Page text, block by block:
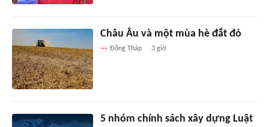
Châu Âu và một mùa hè đắt đỏ
Đồng Tháp 3 giờ
5 nhóm chính sách xây dựng Luật